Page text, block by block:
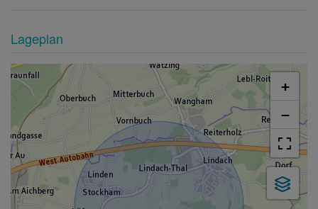
Lageplan
+
−